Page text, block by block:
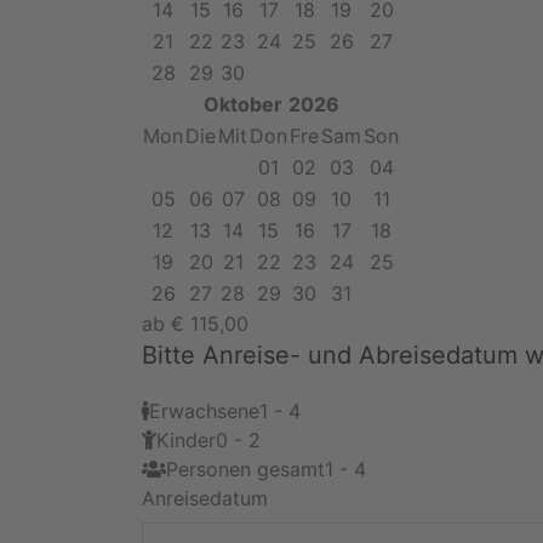
14
15 16 17 18 19
20
21
22 23 24 25 26
27
28
29 30
Oktober 2026
Mon DieMit Don FreSam Son
01
02 03
04
05
06 07 08 09 10
11
12
13 14 15 16 17
18
19
20 21 22 23 24
25
26
27 28 29 30
31
ab € 115,00
Bitte Anreise- und Abreisedatum
Erwachsene1 - 4
Kinder0 - 2
Personen gesamt1 - 4
Anreisedatum